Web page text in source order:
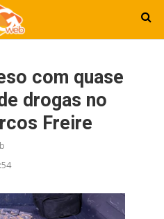
com quase
drogas no
Freire